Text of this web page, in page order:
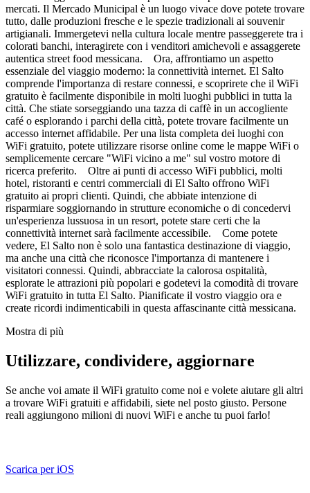
mercati. Il Mercado Municipal è un luogo vivace dove potete trovare
tutto, dalle produzioni fresche e le spezie tradizionali ai souvenir
artigianali. Immergetevi nella cultura locale mentre passeggerete tra i
colorati banchi, interagirete con i venditori amichevoli e assaggerete
autentica street food messicana. Ora, affrontiamo un aspetto
essenziale del viaggio moderno: la connettività internet. El Salto
comprende l'importanza di restare connessi, e scoprirete che il WiFi
gratuito è facilmente disponibile in molti luoghi pubblici in tutta la
città. Che stiate sorseggiando una tazza di caffè in un accogliente
café o esplorando i parchi della città, potete trovare facilmente un
accesso internet affidabile. Per una lista completa dei luoghi con
WiFi gratuito, potete utilizzare risorse online come le mappe WiFi o
semplicemente cercare "WiFi vicino a me" sul vostro motore di
ricerca preferito. Oltre ai punti di accesso WiFi pubblici, molti
hotel, ristoranti e centri commerciali di El Salto offrono WiFi
gratuito ai propri clienti. Quindi, che abbiate intenzione di
risparmiare soggiornando in strutture economiche o di concedervi
un'esperienza lussuosa in un resort, potete stare certi che la
connettività internet sarà facilmente accessibile. Come potete
vedere, El Salto non è solo una fantastica destinazione di viaggio,
ma anche una città che riconosce l'importanza di mantenere i
visitatori connessi. Quindi, abbracciate la calorosa ospitalità,
esplorate le attrazioni più popolari e godetevi la comodità di trovare
WiFi gratuito in tutta El Salto. Pianificate il vostro viaggio ora e
create ricordi indimenticabili in questa affascinante città messicana.
Mostra di più
Utilizzare, condividere, aggiornare
Se anche voi amate il WiFi gratuito come noi e volete aiutare gli altri
a trovare WiFi gratuiti e affidabili, siete nel posto giusto. Persone
reali aggiungono milioni di nuovi WiFi e anche tu puoi farlo!
Scarica per iOS